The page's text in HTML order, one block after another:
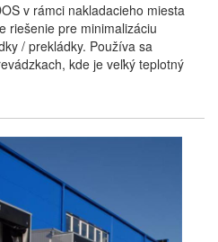
v rámci nakladacieho miesta
riešenie pre minimalizáciu
/ prekládky. Používa sa
kde je veľký teplotný